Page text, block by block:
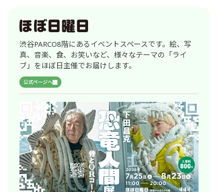
渋谷PARCO8階にあるイベントスペースです。絵、写
真、音楽、食、お笑いなど、様々なテーマの「ライ
ブ」をほぼ日主催でお届けします。
公式ページへ